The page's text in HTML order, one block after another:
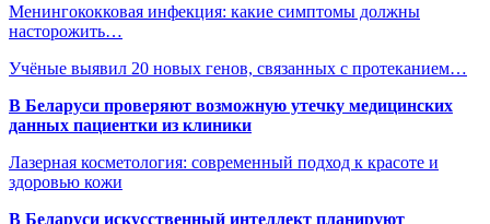
Менингококковая инфекция: какие симптомы должны
насторожить…
Учёные выявил 20 новых генов, связанных с протеканием…
В Беларуси проверяют возможную утечку медицинских
данных пациентки из клиники
Лазерная косметология: современный подход к красоте и
здоровью кожи
В Беларуси искусственный интеллект планируют